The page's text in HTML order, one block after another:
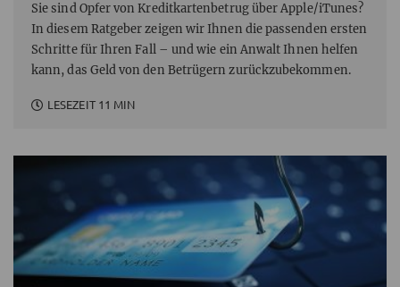
Sie sind Opfer von Kreditkartenbetrug über Apple/iTunes?
In diesem Ratgeber zeigen wir Ihnen die passenden ersten
Schritte für Ihren Fall – und wie ein Anwalt Ihnen helfen
kann, das Geld von den Betrügern zurückzubekommen.
LESEZEIT 11 MIN